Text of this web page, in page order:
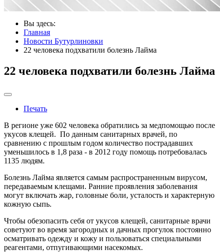
Вы здесь:
Главная
Новости Бутурлиновки
22 человека подхватили болезнь Лайма
22 человека подхватили болезнь Лайма
Печать
В регионе уже 602 человека обратились за медпомощью после
укусов клещей. По данным санитарных врачей, по
сравнению с прошлым годом количество пострадавших
уменьшилось в 1,8 раза - в 2012 году помощь потребовалась
1135 людям.
Болезнь Лайма является самым распространенным вирусом,
передаваемым клещами. Ранние проявления заболевания
могут включать жар, головные боли, усталость и характерную
кожную сыпь.
Чтобы обезопасить себя от укусов клещей, санитарные врачи
советуют во время загородных и дачных прогулок постоянно
осматривать одежду и кожу и пользоваться специальными
реагентами, отпугивающими насекомых.